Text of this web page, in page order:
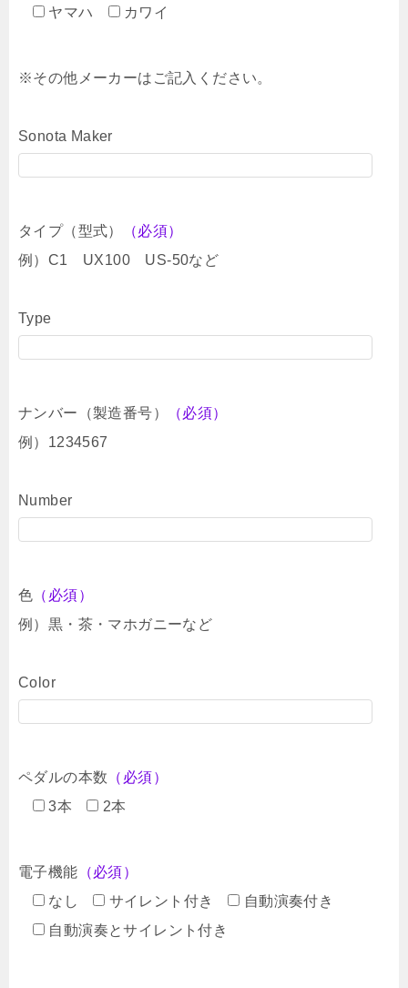
ヤマハ
カワイ
※その他メーカーはご記入ください。
Sonota Maker
タイプ（型式）
（必須）
例）C1 UX100 US-50など
Type
ナンバー（製造番号）
（必須）
例）1234567
Number
色 （必須）
例）黒・茶・マホガニーなど
Color
ペダルの本数 （必須）
3本
2本
電子機能 （必須）
なし
サイレント付き
自動演奏付き
自動演奏とサイレント付き